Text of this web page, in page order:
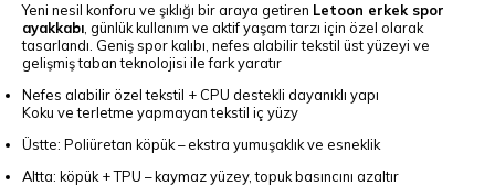
Yeni nesil konforu ve şıklığı bir araya getiren Letoon erkek spor
ayakkabı , günlük kullanım ve aktif yaşam tarzı için özel olarak
tasarlandı. Geniş spor kalıbı, nefes alabilir tekstil üst yüzeyi ve
gelişmiş taban teknolojisi ile fark yaratır
Nefes alabilir özel tekstil + CPU destekli dayanıklı yapı
Koku ve terletme yapmayan tekstil iç yüzy
Üstte: Poliüretan köpük – ekstra yumuşaklık ve esneklik
Altta: köpük + TPU – kaymaz yüzey, topuk basıncını azaltır